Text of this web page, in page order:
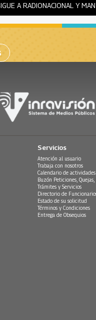
A RADIONACIONAL Y
Servicios
Atención al usuario
Trabaja con nosotros
Calendario de actividades
Buzón Peticiones,
Trámites y Servicios
Directorio de
Estado de su solicitud
Términos y Condiciones
Entrega de Obsequios